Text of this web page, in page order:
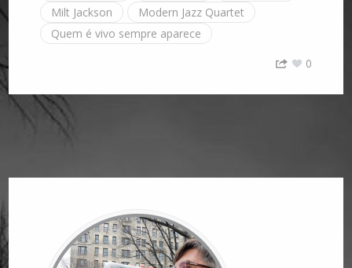
Milt Jackson
Modern Jazz Quartet
Quem é vivo sempre aparece
0